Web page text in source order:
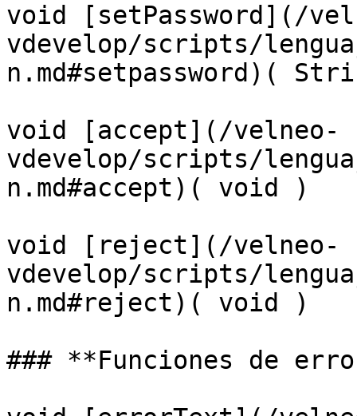
void [setPassword](/
vdevelop/scripts/
n.md#setpassword)(
void [accept](/velneo-
vdevelop/scripts/
n.md#accept)( void )
void [reject](/velneo-
vdevelop/scripts/
n.md#reject)( void )
### **Funciones de